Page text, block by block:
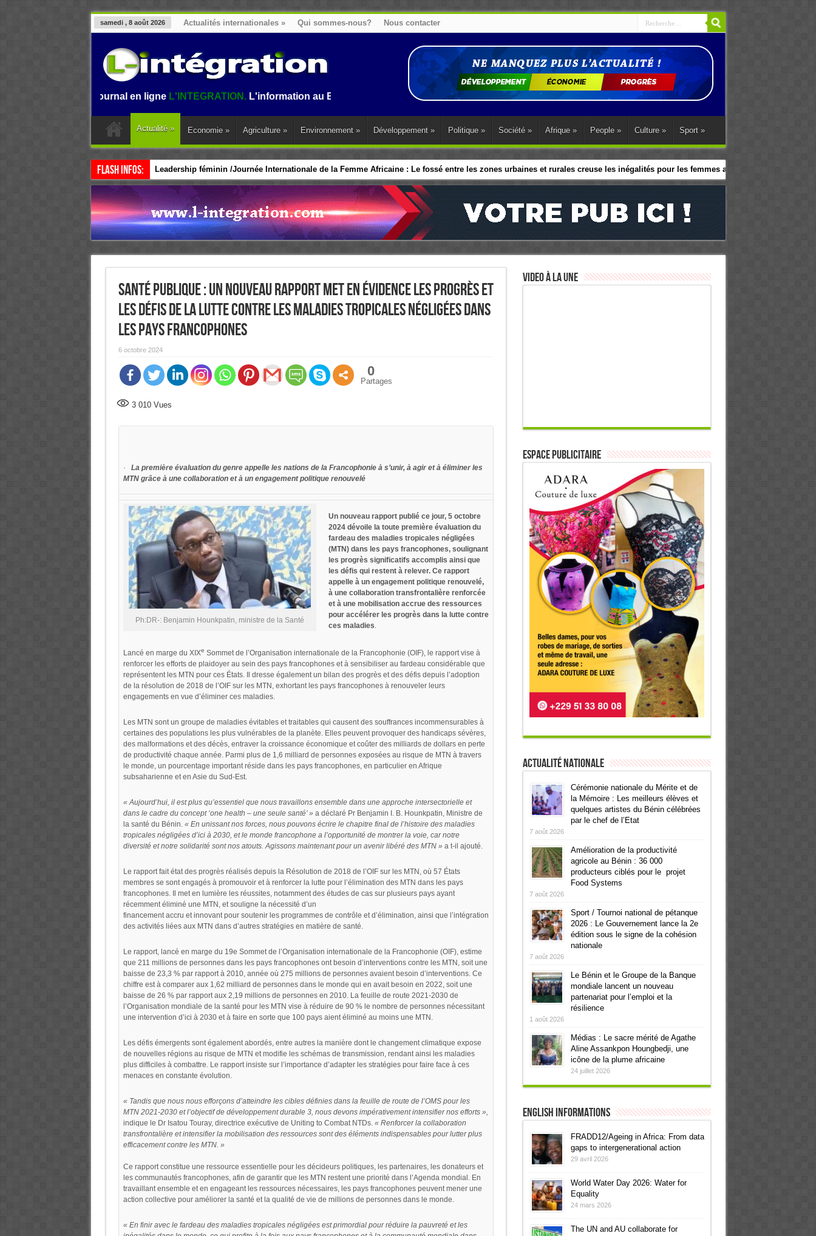
samedi , 8 août 2026 Actualités internationales » Qui sommes-nous? Nous contacter
sur le journal en ligneL'INTEGRATION.L'information au Benin, en Afrique et dans le monde.
Actualité » Economie » Agriculture » Environnement » Développement » Politique » Société » Afrique » People » Culture » Sport »
Flash Infos: Leadership féminin /Journée Internationale de la Femme Africaine : Le fossé entre les zones urbaines et rurales creuse les inégalités pour les femmes africaines
CEDEAO / Accélérer le leadership politique des Femmes : Les dirigeants d’Afrique de l’Ouest adopte le programme d’action régional d’Abuja.
Santé publique : Un nouveau rapport met en évidence les progrès et
les défis de la lutte contre les maladies tropicales négligées dans
les pays francophones
6 octobre 2024
0
Partages
3 010Vues
· La première évaluation du genre appelle les nations de la Francophonie à s’unir, à agir et à éliminer les
MTN grâce à une collaboration et à un engagement politique renouvelé
Ph:DR-: Benjamin Hounkpatin, ministre de la Santé
Un nouveau rapport publié ce jour, 5 octobre
2024 dévoile la toute première évaluation du
fardeau des maladies tropicales négligées
(MTN) dans les pays francophones, soulignant
les progrès significatifs accomplis ainsi que
les défis qui restent à relever. Ce rapport
appelle à un engagement politique renouvelé,
à une collaboration transfrontalière renforcée
et à une mobilisation accrue des ressources
pour accélérer les progrès dans la lutte contre
ces maladies.
Lancé en marge du XIXe Sommet de l’Organisation internationale de la Francophonie (OIF), le rapport vise à
renforcer les efforts de plaidoyer au sein des pays francophones et à sensibiliser au fardeau considérable que
représentent les MTN pour ces États. Il dresse également un bilan des progrès et des défis depuis l’adoption
de la résolution de 2018 de l’OIF sur les MTN, exhortant les pays francophones à renouveler leurs
engagements en vue d’éliminer ces maladies.
Les MTN sont un groupe de maladies évitables et traitables qui causent des souffrances incommensurables à
certaines des populations les plus vulnérables de la planète. Elles peuvent provoquer des handicaps sévères,
des malformations et des décès, entraver la croissance économique et coûter des milliards de dollars en perte
de productivité chaque année. Parmi plus de 1,6 milliard de personnes exposées au risque de MTN à travers
le monde, un pourcentage important réside dans les pays francophones, en particulier en Afrique
subsaharienne et en Asie du Sud-Est.
« Aujourd’hui, il est plus qu’essentiel que nous travaillons ensemble dans une approche intersectorielle et
dans le cadre du concept ‘one health – une seule santé’ » a déclaré Pr Benjamin I. B. Hounkpatin, Ministre de
la santé du Bénin. « En unissant nos forces, nous pouvons écrire le chapitre final de l’histoire des maladies
tropicales négligées d’ici à 2030, et le monde francophone a l’opportunité de montrer la voie, car notre
diversité et notre solidarité sont nos atouts. Agissons maintenant pour un avenir libéré des MTN » a t-il ajouté.
Le rapport fait état des progrès réalisés depuis la Résolution de 2018 de l’OIF sur les MTN, où 57 États
membres se sont engagés à promouvoir et à renforcer la lutte pour l’élimination des MTN dans les pays
francophones. Il met en lumière les réussites, notamment des études de cas sur plusieurs pays ayant
récemment éliminé une MTN, et souligne la nécessité d’un
financement accru et innovant pour soutenir les programmes de contrôle et d’élimination, ainsi que l’intégration
des activités liées aux MTN dans d’autres stratégies en matière de santé.
Le rapport, lancé en marge du 19e Sommet de l’Organisation internationale de la Francophonie (OIF), estime
que 211 millions de personnes dans les pays francophones ont besoin d’interventions contre les MTN, soit une
baisse de 23,3 % par rapport à 2010, année où 275 millions de personnes avaient besoin d’interventions. Ce
chiffre est à comparer aux 1,62 milliard de personnes dans le monde qui en avait besoin en 2022, soit une
baisse de 26 % par rapport aux 2,19 millions de personnes en 2010. La feuille de route 2021-2030 de
l’Organisation mondiale de la santé pour les MTN vise à réduire de 90 % le nombre de personnes nécessitant
une intervention d’ici à 2030 et à faire en sorte que 100 pays aient éliminé au moins une MTN.
Les défis émergents sont également abordés, entre autres la manière dont le changement climatique expose
de nouvelles régions au risque de MTN et modifie les schémas de transmission, rendant ainsi les maladies
plus difficiles à combattre. Le rapport insiste sur l’importance d’adapter les stratégies pour faire face à ces
menaces en constante évolution.
« Tandis que nous nous efforçons d’atteindre les cibles définies dans la feuille de route de l’OMS pour les
MTN 2021-2030 et l’objectif de développement durable 3, nous devons impérativement intensifier nos efforts »,
indique le Dr Isatou Touray, directrice exécutive de Uniting to Combat NTDs. « Renforcer la collaboration
transfrontalière et intensifier la mobilisation des ressources sont des éléments indispensables pour lutter plus
efficacement contre les MTN. »
Ce rapport constitue une ressource essentielle pour les décideurs politiques, les partenaires, les donateurs et
les communautés francophones, afin de garantir que les MTN restent une priorité dans l’Agenda mondial. En
travaillant ensemble et en engageant les ressources nécessaires, les pays francophones peuvent mener une
action collective pour améliorer la santé et la qualité de vie de millions de personnes dans le monde.
« En finir avec le fardeau des maladies tropicales négligées est primordial pour réduire la pauvreté et les
Video à la Une
ESPACE PUBLICITAIRE
Actualité Nationale
Cérémonie nationale du Mérite et de
la Mémoire : Les meilleurs élèves et
quelques artistes du Bénin célébrées
par le chef de l’Etat
7 août 2026
Amélioration de la productivité
agricole au Bénin : 36 000
producteurs ciblés pour le projet
Food Systems
7 août 2026
Sport / Tournoi national de pétanque
2026 : Le Gouvernement lance la 2e
édition sous le signe de la cohésion
nationale
7 août 2026
Le Bénin et le Groupe de la Banque
mondiale lancent un nouveau
partenariat pour l’emploi et la
résilience
1 août 2026
Médias : Le sacre mérité de Agathe
Aline Assankpon Houngbedji, une
icône de la plume africaine
24 juillet 2026
English informations
FRADD12/Ageing in Africa: From data
gaps to intergenerational action
29 avril 2026
World Water Day 2026: Water for
Equality
24 mars 2026
The UN and AU collaborate for